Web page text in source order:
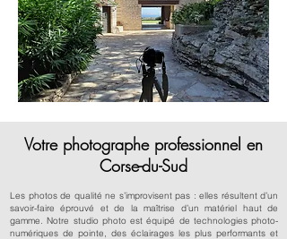
Votre photographe professionnel en
Corse-du-Sud
Les photos de qualité ne s’improvisent pas : elles résultent d’un
savoir-faire éprouvé et de la maîtrise d’un matériel haut de
gamme. Notre studio photo est équipé de technologies photo-
numériques de pointe, des éclairages les plus performants et